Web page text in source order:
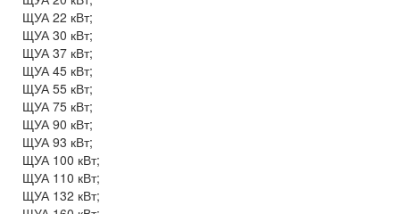
ЩУА 22 кВт;
ЩУА 30 кВт;
ЩУА 37 кВт;
ЩУА 45 кВт;
ЩУА 55 кВт;
ЩУА 75 кВт;
ЩУА 90 кВт;
ЩУА 93 кВт;
ЩУА 100 кВт;
ЩУА 110 кВт;
ЩУА 132 кВт;